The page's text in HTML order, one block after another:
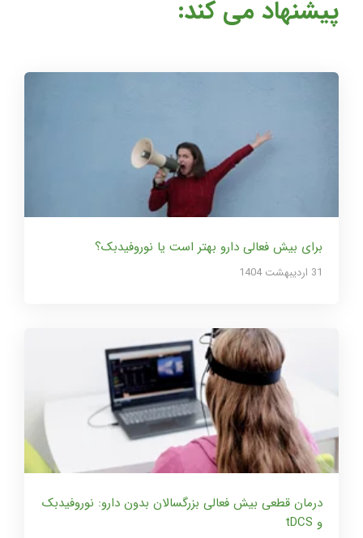
پیشنهاد می کند:
برای بیش فعالی دارو بهتر است یا نوروفیدبک؟
31 ارديبهشت 1404
درمان قطعی بیش فعالی بزرگسالان بدون دارو: نوروفیدبک
و tDCS